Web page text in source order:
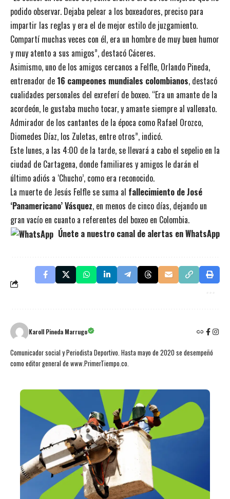
podido observar. Dejaba pelear a los boxeadores, preciso para
impartir las reglas y era el de mejor estilo de juzgamiento.
Compartí muchas veces con él, era un hombre de muy buen humor
y muy atento a sus amigos”, destacó Cáceres.
Asimismo, uno de los amigos cercanos a Felfle, Orlando Pineda,
entrenador de 16 campeones mundiales colombianos, destacó
cualidades personales del exreferí de boxeo. “Era un amante de la
acordeón, le gustaba mucho tocar, y amante siempre al vallenato.
Admirador de los cantantes de la época como Rafael Orozco,
Diomedes Díaz, los Zuletas, entre otros”, indicó.
Este lunes, a las 4:00 de la tarde, se llevará a cabo el sepelio en la
ciudad de Cartagena, donde familiares y amigos le darán el
último adiós a ‘Chucho’, como era reconocido.
La muerte de Jesús Felfle se suma al fallecimiento de José
‘Panamericano’ Vásquez, en menos de cinco días, dejando un
gran vacío en cuanto a referentes del boxeo en Colombia.
Únete a nuestro canal de alertas en WhatsApp
Karoll Pineda Marrugo
Comunicador social y Periodista Deportivo. Hasta mayo de 2020 se desempeñó
como editor general de www.PrimerTiempo.co.